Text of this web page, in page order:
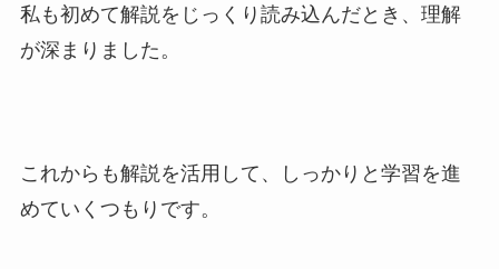
私も初めて解説をじっくり読み込んだとき、理解
が深まりました。
これからも解説を活用して、しっかりと学習を進
めていくつもりです。